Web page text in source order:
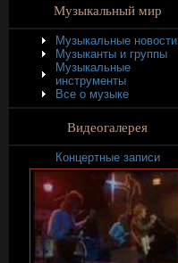
Музыкальный мир
Музыкальные новости
Музыканты и группы
Музыкальные
инструменты
Все о музыке
Видеогалерея
Концертные записи